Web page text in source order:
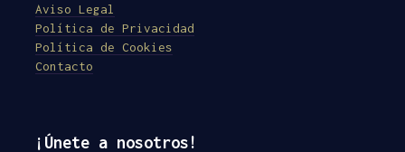
Aviso Legal
Política de Privacidad
Política de Cookies
Contacto
¡Únete a nosotros!